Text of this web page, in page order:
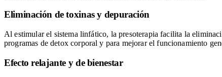
Eliminación de toxinas y depuración
Al estimular el sistema linfático, la presoterapia facilita la
programas de detox corporal y para mejorar el funcionamiento
Efecto relajante y de bienestar